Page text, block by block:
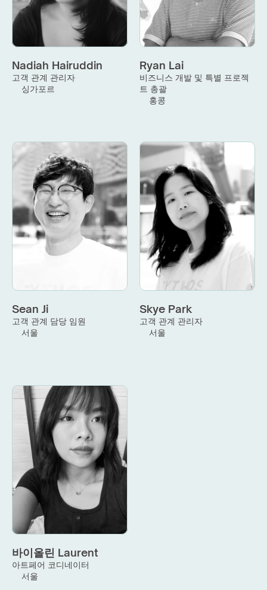
Nadiah Hairuddin
고객 관계 관리자
싱가포르
Ryan Lai
비즈니스 개발 및 특별 프로젝
트 총괄
홍콩
Sean Ji
고객 관계 담당 임원
서울
Skye Park
고객 관계 관리자
서울
바이올린 Laurent
아트페어 코디네이터
서울